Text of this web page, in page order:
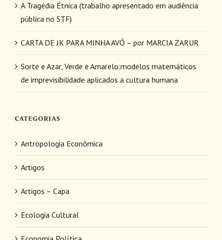
A Tragédia Étnica (trabalho apresentado em audiência
pública no STF)
CARTA DE JK PARA MINHA AVÓ – por MARCIA ZARUR
Sorte e Azar, Verde e Amarelo:modelos matemáticos
de imprevisibilidade aplicados a cultura humana
CATEGORIAS
Antropologia Econômica
Artigos
Artigos – Capa
Ecologia Cultural